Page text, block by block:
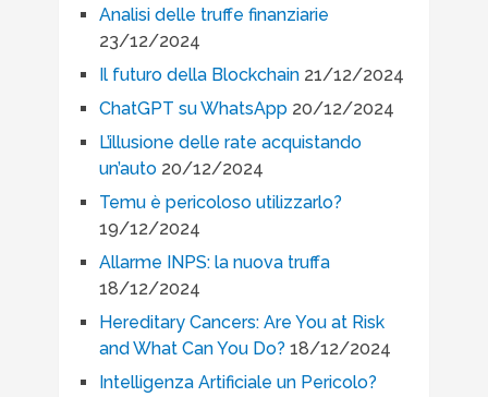
Analisi delle truffe finanziarie
23/12/2024
Il futuro della Blockchain 21/12/2024
ChatGPT su WhatsApp 20/12/2024
L’illusione delle rate acquistando
un’auto 20/12/2024
Temu è pericoloso utilizzarlo?
19/12/2024
Allarme INPS: la nuova truffa
18/12/2024
Hereditary Cancers: Are You at Risk
and What Can You Do? 18/12/2024
Intelligenza Artificiale un Pericolo?